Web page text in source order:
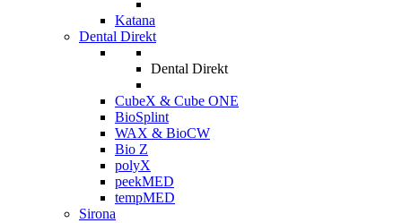
Katana
Dental Direkt
Dental Direkt
CubeX & Cube ONE
BioSplint
WAX & BioCW
Bio Z
polyX
peekMED
tempMED
Sirona